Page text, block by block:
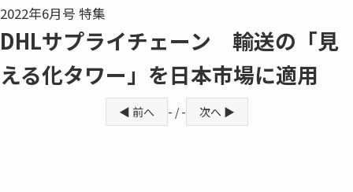
2022年6月号 特集
DHLサプライチェーン 輸送の「見
える化タワー」を日本市場に適用
◀ 前へ - / - 次へ ▶